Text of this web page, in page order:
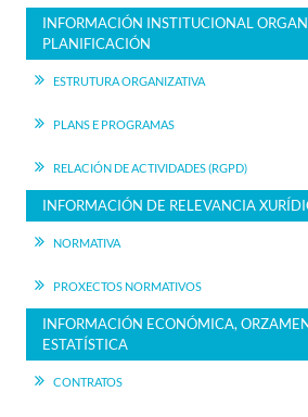
INFORMACIÓN INSTITUCIONAL
PLANIFICACIÓN
ESTRUTURA ORGANIZATIVA
PLANS E PROGRAMAS
RELACIÓN DE ACTIVIDADES (RGPD)
INFORMACIÓN DE RELEVANCIA
NORMATIVA
PROXECTOS NORMATIVOS
INFORMACIÓN ECONÓMICA,
ESTATÍSTICA
CONTRATOS